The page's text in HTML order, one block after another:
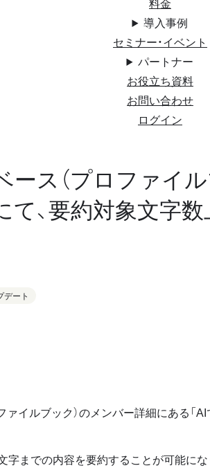
導入事例
セミナー・イベント
パートナー
お役立ち資料
お問い合わせ
ログイン
ース（プロファイ
て、要約対象文字
デート
ァイルブック）のメンバー詳細にある「
字までの内容を要約することが可能にな